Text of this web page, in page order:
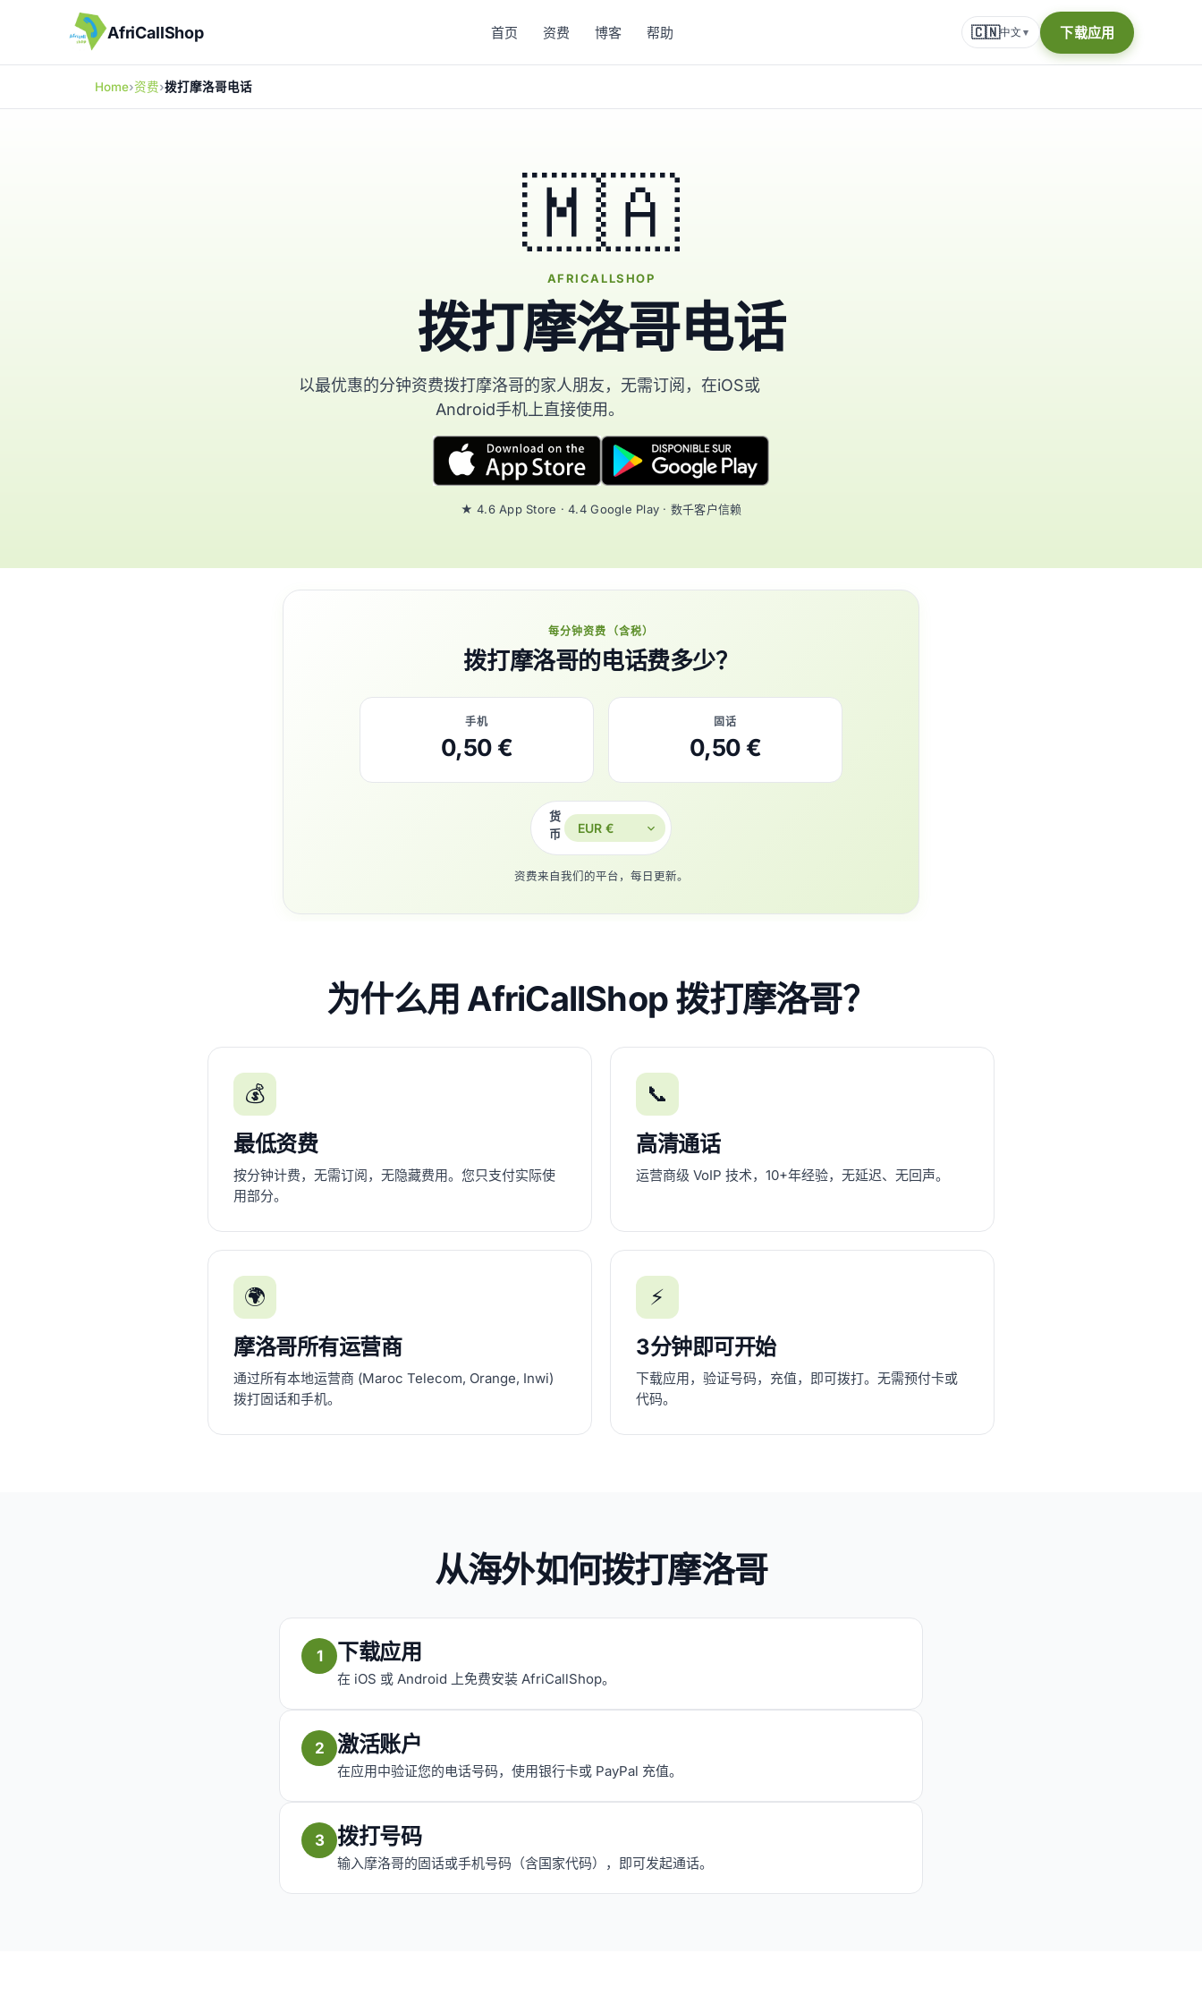
AfriCallShop 首页 资费 博客 帮助 🇨🇳中文 ▾ 下载应用
Home 资费 拨打摩洛哥电话
🇲🇦
AFRICALLSHOP
拨打摩洛哥电话
以最优惠的分钟资费拨打摩洛哥的家人朋友，无需订阅，在iOS或
Android手机上直接使用。
★ 4.6 App Store · 4.4 Google Play · 数千客户信赖
每分钟资费（含税）
拨打摩洛哥的电话费多少？
手机
0,50 €
固话
0,50 €
货
币
资费来自我们的平台，每日更新。
为什么用 AfriCallShop 拨打摩洛哥？
💰
最低资费
按分钟计费，无需订阅，无隐藏费用。您只支付实际使
用部分。
📞
高清通话
运营商级 VoIP 技术，10+年经验，无延迟、无回声。
🌍
摩洛哥所有运营商
通过所有本地运营商 (Maroc Telecom, Orange, Inwi)
拨打固话和手机。
⚡
3分钟即可开始
下载应用，验证号码，充值，即可拨打。无需预付卡或
代码。
从海外如何拨打摩洛哥
1 下载应用
在 iOS 或 Android 上免费安装 AfriCallShop。
2 激活账户
在应用中验证您的电话号码，使用银行卡或 PayPal 充值。
3 拨打号码
输入摩洛哥的固话或手机号码（含国家代码），即可发起通话。